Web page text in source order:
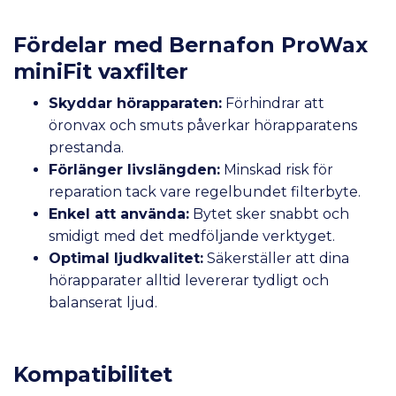
Fördelar med Bernafon ProWax
miniFit vaxfilter
Skyddar hörapparaten: Förhindrar att
öronvax och smuts påverkar hörapparatens
prestanda.
Förlänger livslängden: Minskad risk för
reparation tack vare regelbundet filterbyte.
Enkel att använda: Bytet sker snabbt och
smidigt med det medföljande verktyget.
Optimal ljudkvalitet: Säkerställer att dina
hörapparater alltid levererar tydligt och
balanserat ljud.
Kompatibilitet